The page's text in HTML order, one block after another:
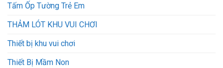
Tấm Ốp Tường Trẻ Em
THẢM LÓT KHU VUI CHƠI
Thiết bị khu vui chơi
Thiết Bị Mầm Non